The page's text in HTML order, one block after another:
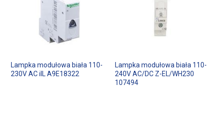
Lampka modułowa biała 110-
230V AC iIL A9E18322
Lampka modułowa biała 110-
240V AC/DC Z-EL/WH230
107494